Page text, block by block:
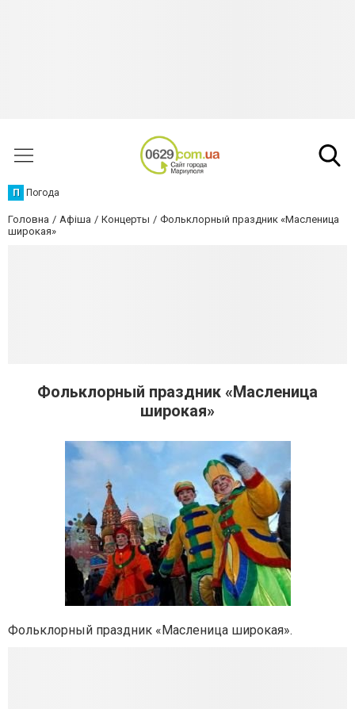
П Погода
Головна Афіша Концерты
Фольклорный праздник «Масленица
широкая»
Фольклорный праздник «Масленица
широкая»
Фольклорный праздник «Масленица широкая».